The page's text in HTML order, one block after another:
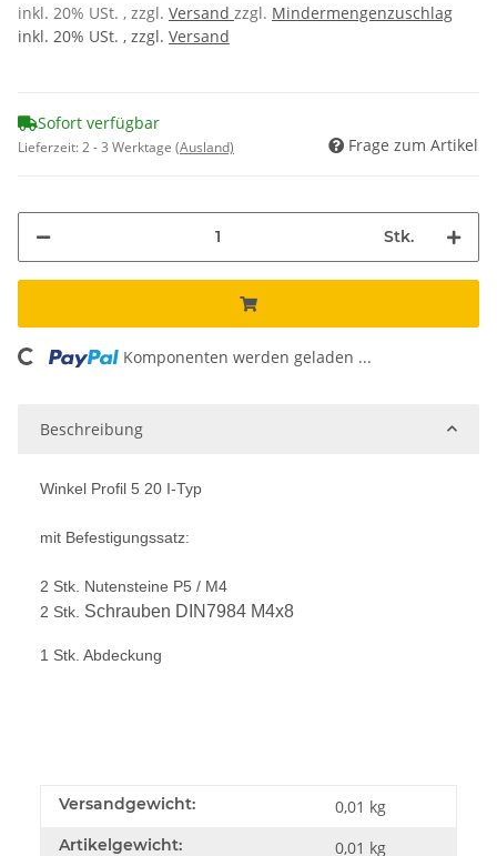
inkl. 20% USt. , zzgl. Versand zzgl. Mindermengenzuschlag
inkl. 20% USt. , zzgl. Versand
Sofort verfügbar
Lieferzeit:2 - 3 Werktage (Ausland) Frage zum Artikel
Stk.
Komponenten werden geladen ...
Beschreibung
Winkel Profil 5 20 I-Typ
mit Befestigungssatz:
2 Stk. Nutensteine P5 / M4
2 Stk. Schrauben DIN7984 M4x8
1 Stk. Abdeckung
Versandgewicht: 0,01 kg
Artikelgewicht: 0,01 kg